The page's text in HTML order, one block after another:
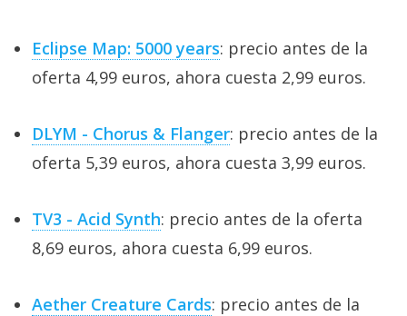
Eclipse Map: 5000 years: precio antes de la
oferta 4,99 euros, ahora cuesta 2,99 euros.
DLYM - Chorus & Flanger: precio antes de la
oferta 5,39 euros, ahora cuesta 3,99 euros.
TV3 - Acid Synth: precio antes de la oferta
8,69 euros, ahora cuesta 6,99 euros.
Aether Creature Cards: precio antes de la